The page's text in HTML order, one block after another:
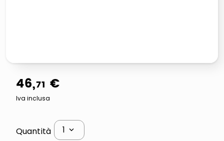
46,71 €
Iva inclusa
Quantità 1